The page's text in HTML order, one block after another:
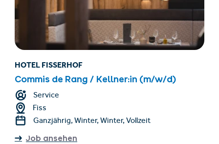
HOTEL FISSERHOF
Commis de Rang / Kellner:in (m/w/d)
Service
Fiss
Ganzjährig, Winter, Winter, Vollzeit
Job ansehen